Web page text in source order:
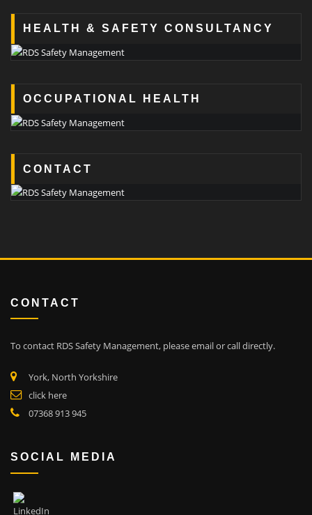
HEALTH & SAFETY CONSULTANCY
OCCUPATIONAL HEALTH
CONTACT
CONTACT
To contact RDS Safety Management, please email or call directly.
York, North Yorkshire
click here
07368 913 945
SOCIAL MEDIA